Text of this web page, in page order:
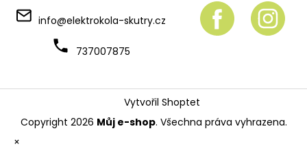
info@elektrokola-skutry.cz
737007875
Vytvořil Shoptet
Copyright 2026 Můj e-shop. Všechna práva vyhrazena.
×